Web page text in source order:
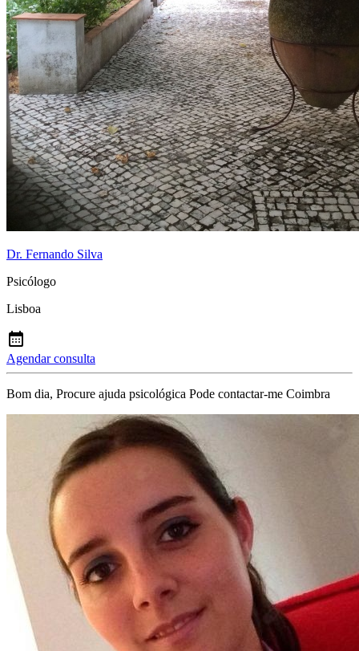
Dr. Fernando Silva
Psicólogo
Lisboa
Agendar consulta
Bom dia, Procure ajuda psicológica Pode contactar-me Coimbra